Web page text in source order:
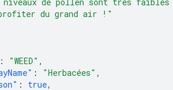
du grand air !"
: "WEED" ,
: "Herbacées" ,
: true,